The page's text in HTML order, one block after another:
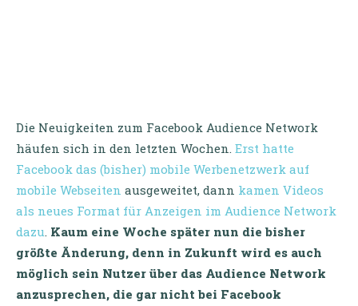
Die Neuigkeiten zum Facebook Audience Network
häufen sich in den letzten Wochen. Erst hatte
Facebook das (bisher) mobile Werbenetzwerk auf
mobile Webseiten ausgeweitet, dann kamen Videos
als neues Format für Anzeigen im Audience Network
dazu. Kaum eine Woche später nun die bisher
größte Änderung, denn in Zukunft wird es auch
möglich sein Nutzer über das Audience Network
anzusprechen, die gar nicht bei Facebook